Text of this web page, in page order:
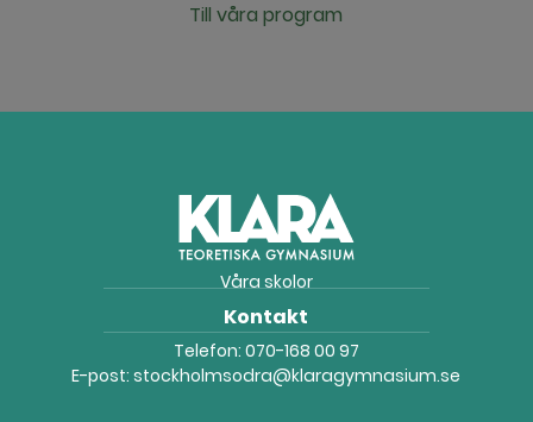
Till våra program
Våra skolor
Kontakt
Telefon: 070-168 00 97
E-post:stockholmsodra@klaragymnasium.se